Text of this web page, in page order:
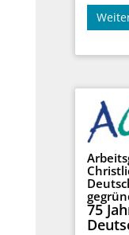
75